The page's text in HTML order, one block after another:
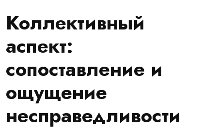
Коллективный
аспект:
сопоставление и
ощущение
несправедливости